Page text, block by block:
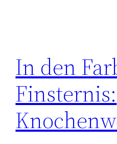
In den
Finsternis: